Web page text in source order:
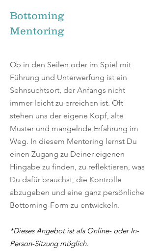
Bottoming
Mentoring
Ob in den Seilen oder im Spiel mit
Führung und Unterwerfung ist ein
Sehnsuchtsort, der Anfangs nicht
immer leicht zu erreichen ist. Oft
stehen uns der eigene Kopf, alte
Muster und mangelnde Erfahrung im
Weg. In diesem Mentoring lernst Du
einen Zugang zu Deiner eigenen
Hingabe zu finden, zu reflektieren, was
Du dafür brauchst, die Kontrolle
abzugeben und eine ganz persönliche
Bottoming-Form zu entwickeln.
*Dieses Angebot ist als Online- oderIn-
Person-Sitzung möglich.